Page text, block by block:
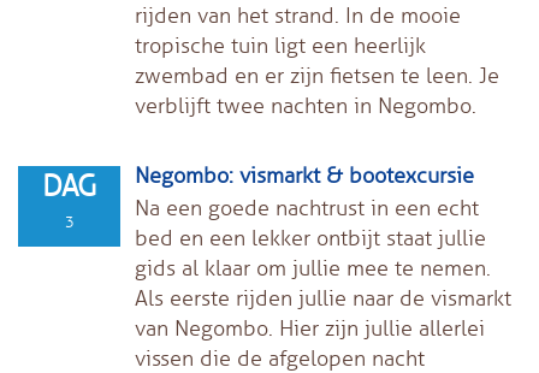
rijden van het strand. In de mooie
tropische tuin ligt een heerlijk
zwembad en er zijn fietsen te leen. Je
verblijft twee nachten in Negombo.
DAG
3
Negombo: vismarkt & bootexcursie
Na een goede nachtrust in een echt
bed en een lekker ontbijt staat jullie
gids al klaar om jullie mee te nemen.
Als eerste rijden jullie naar de vismarkt
van Negombo. Hier zijn jullie allerlei
vissen die de afgelopen nacht